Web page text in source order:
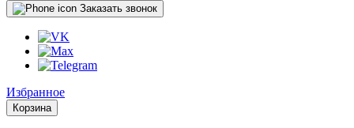
Заказать звонок
Избранное
Корзина